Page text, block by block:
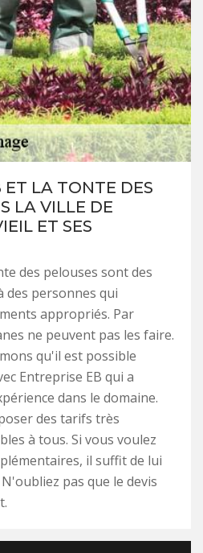
ET LA TONTE DES
LA VILLE DE
ET SES
des pelouses sont des
des personnes qui
appropriés. Par
ne peuvent pas les faire.
qu'il est possible
Entreprise EB qui a
dans le domaine.
des tarifs très
à tous. Si vous voulez
il suffit de lui
pas que le devis